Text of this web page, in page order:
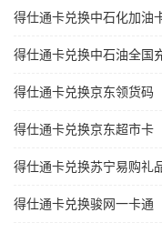
得仕通卡兑换中石化加油
得仕通卡兑换中石油全国
得仕通卡兑换京东领货码
得仕通卡兑换京东超市卡
得仕通卡兑换苏宁易购礼
得仕通卡兑换骏网一卡通